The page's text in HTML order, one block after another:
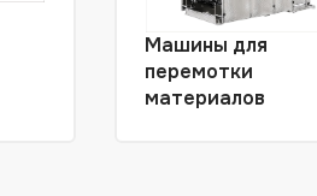
Машины для
перемотки
материалов